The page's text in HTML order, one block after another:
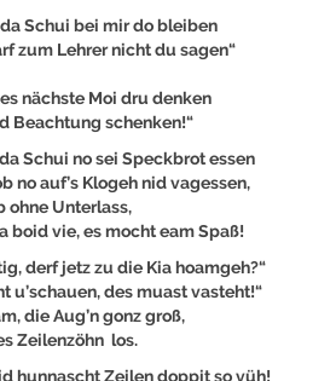
Schui bei mir do bleiben
zum Lehrer nicht du sagen“
nächste Moi dru denken
Beachtung schenken!“
Schui no sei Speckbrot essen
no auf’s Klogeh nid vagessen,
ohne Unterlass,
boid vie, es mocht eam Spaß!
derf jetz zu die Kia hoamgeh?“
u’schauen, des muast vasteht!“
die Aug’n gonz groß,
Zeilenzöhn los.
hunnascht Zeilen doppit so vüh!